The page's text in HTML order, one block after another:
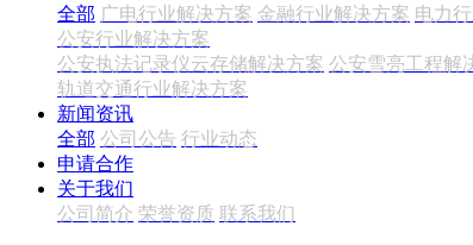
全部 广电行业解决方案 金融行业解决方案 电力
公安行业解决方案
公安执法记录仪云存储解决方案 公安雪亮工程解
轨道交通行业解决方案
新闻资讯
全部 公司公告 行业动态
申请合作
关于我们
公司简介 荣誉资质 联系我们